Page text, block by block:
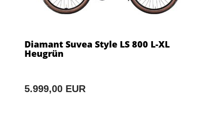
Diamant Suvea Style LS 800 L-XL
Heugrün
5.999,00 EUR